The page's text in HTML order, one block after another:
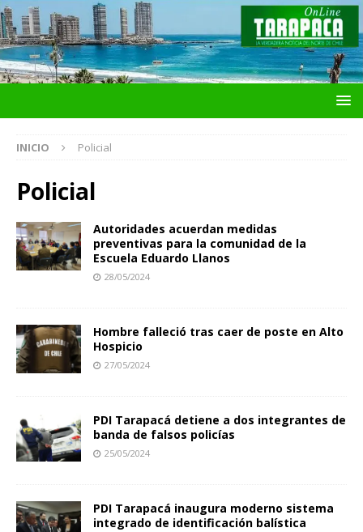
INICIO Policial
Policial
Autoridades acuerdan medidas
preventivas para la comunidad de la
Escuela Eduardo Llanos
28/05/2024
Hombre falleció tras caer de poste en Alto
Hospicio
27/05/2024
PDI Tarapacá detiene a dos integrantes de
banda de falsos policías
25/05/2024
PDI Tarapacá inaugura moderno sistema
integrado de identificación balística